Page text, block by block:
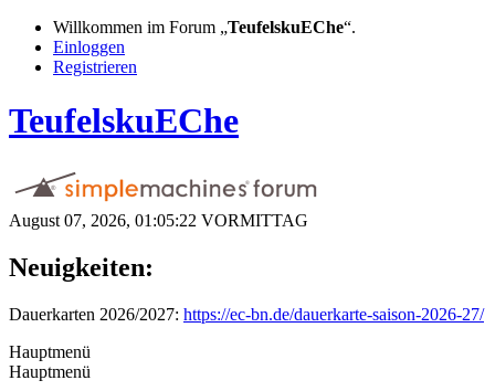
Willkommen im Forum „TeufelskuEChe“.
Einloggen
Registrieren
TeufelskuEChe
August 07, 2026, 01:05:22 VORMITTAG
Neuigkeiten:
Dauerkarten 2026/2027: https://ec-bn.de/dauerkarte-saison-2026-27/
Hauptmenü
Hauptmenü